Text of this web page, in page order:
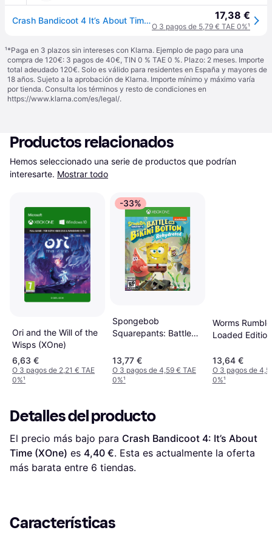
Crash Bandicoot 4 It’s About Time (United States) (Xbox One) - Xbox Live - Digital Key 17,38 €
O 3 pagos de 5,79 € TAE 0%¹
¹*Paga en 3 plazos sin intereses con Klarna. Ejemplo de pago para una
compra de 120€: 3 pagos de 40€, TIN 0 % TAE 0 %. Plazo: 2 meses. Importe
total adeudado 120€. Solo es válido para residentes en España y mayores de
18 años. Sujeto a la aprobación de Klarna. Importe mínimo y máximo varía
por tienda. Consulta los términos y resto de condiciones en
https://www.klarna.com/es/legal/.
Productos relacionados
Hemos seleccionado una serie de productos que podrían
interesarte. Mostrar todo
Ori and the Will of the
Wisps (XOne)
6,63 €
O 3 pagos de 2,21 € TAE
0%¹
-33%
Spongebob
Squarepants: Battle
Rehydrated (XOne)
13,77 €
O 3 pagos de 4,59 € TAE
0%¹
Worms
Loaded
13,64 €
O 3 pagos de
0%¹
Detalles del producto
El precio más bajo para Crash Bandicoot 4: It’s About
Time (XOne) es 4,40 €. Esta es actualmente la oferta
más barata entre 6 tiendas.
Características